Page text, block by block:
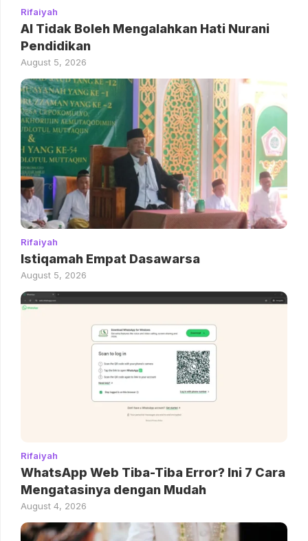
Rifaiyah
AI Tidak Boleh Mengalahkan Hati Nurani
Pendidikan
August 5, 2026
Rifaiyah
Istiqamah Empat Dasawarsa
August 5, 2026
Rifaiyah
WhatsApp Web Tiba-Tiba Error? Ini 7 Cara
Mengatasinya dengan Mudah
August 4, 2026